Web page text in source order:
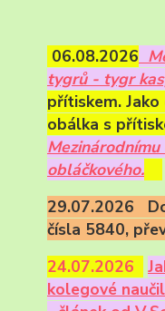
06.08.2026
tygrů - tygr
přítiskem.
obálka s
obláčkového.
29.07.2026
čísla 5840,
24.07.2026
Ja
kolegové